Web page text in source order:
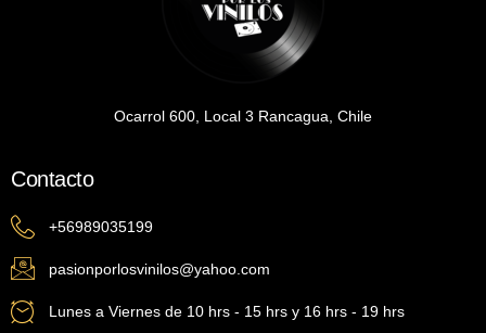
Ocarrol 600, Local 3 Rancagua, Chile
Contacto
+56989035199
pasionporlosvinilos@yahoo.com
Lunes a Viernes de 10 hrs - 15 hrs y 16 hrs - 19 hrs